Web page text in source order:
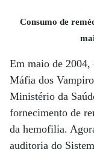
Consumo de
Em maio de 2004,
Máfia dos
Ministério da
fornecimento de
da hemofilia.
auditoria do